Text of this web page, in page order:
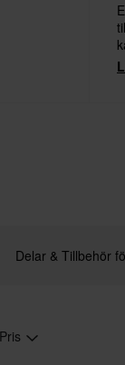
Delar & Tillbehör
Pris